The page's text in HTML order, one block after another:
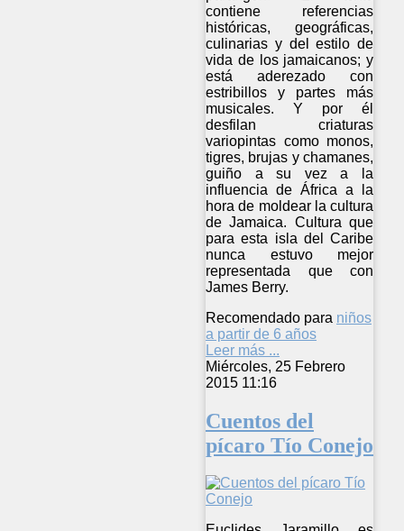
contiene referencias
históricas, geográficas,
culinarias y del estilo de
vida de los jamaicanos; y
está aderezado con
estribillos y partes más
musicales. Y por él
desfilan criaturas
variopintas como monos,
tigres, brujas y chamanes,
guiño a su vez a la
influencia de África a la
hora de moldear la cultura
de Jamaica. Cultura que
para esta isla del Caribe
nunca estuvo mejor
representada que con
James Berry.
Recomendado para niños
a partir de 6 años
Leer más ...
Miércoles, 25 Febrero
2015 11:16
Cuentos del
pícaro Tío Conejo